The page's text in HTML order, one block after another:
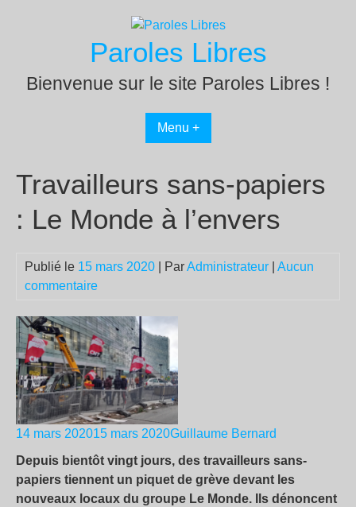
Paroles Libres
Bienvenue sur le site Paroles Libres !
Menu +
Travailleurs sans-papiers
: Le Monde à l’envers
Publié le 15 mars 2020 | ParAdministrateur
Aucun
commentaire
14 mars 202015 mars 2020Guillaume Bernard
Depuis bientôt vingt jours, des travailleurs sans-
papiers tiennent un piquet de grève devant les
nouveaux locaux du groupe Le Monde. Ils dénoncent